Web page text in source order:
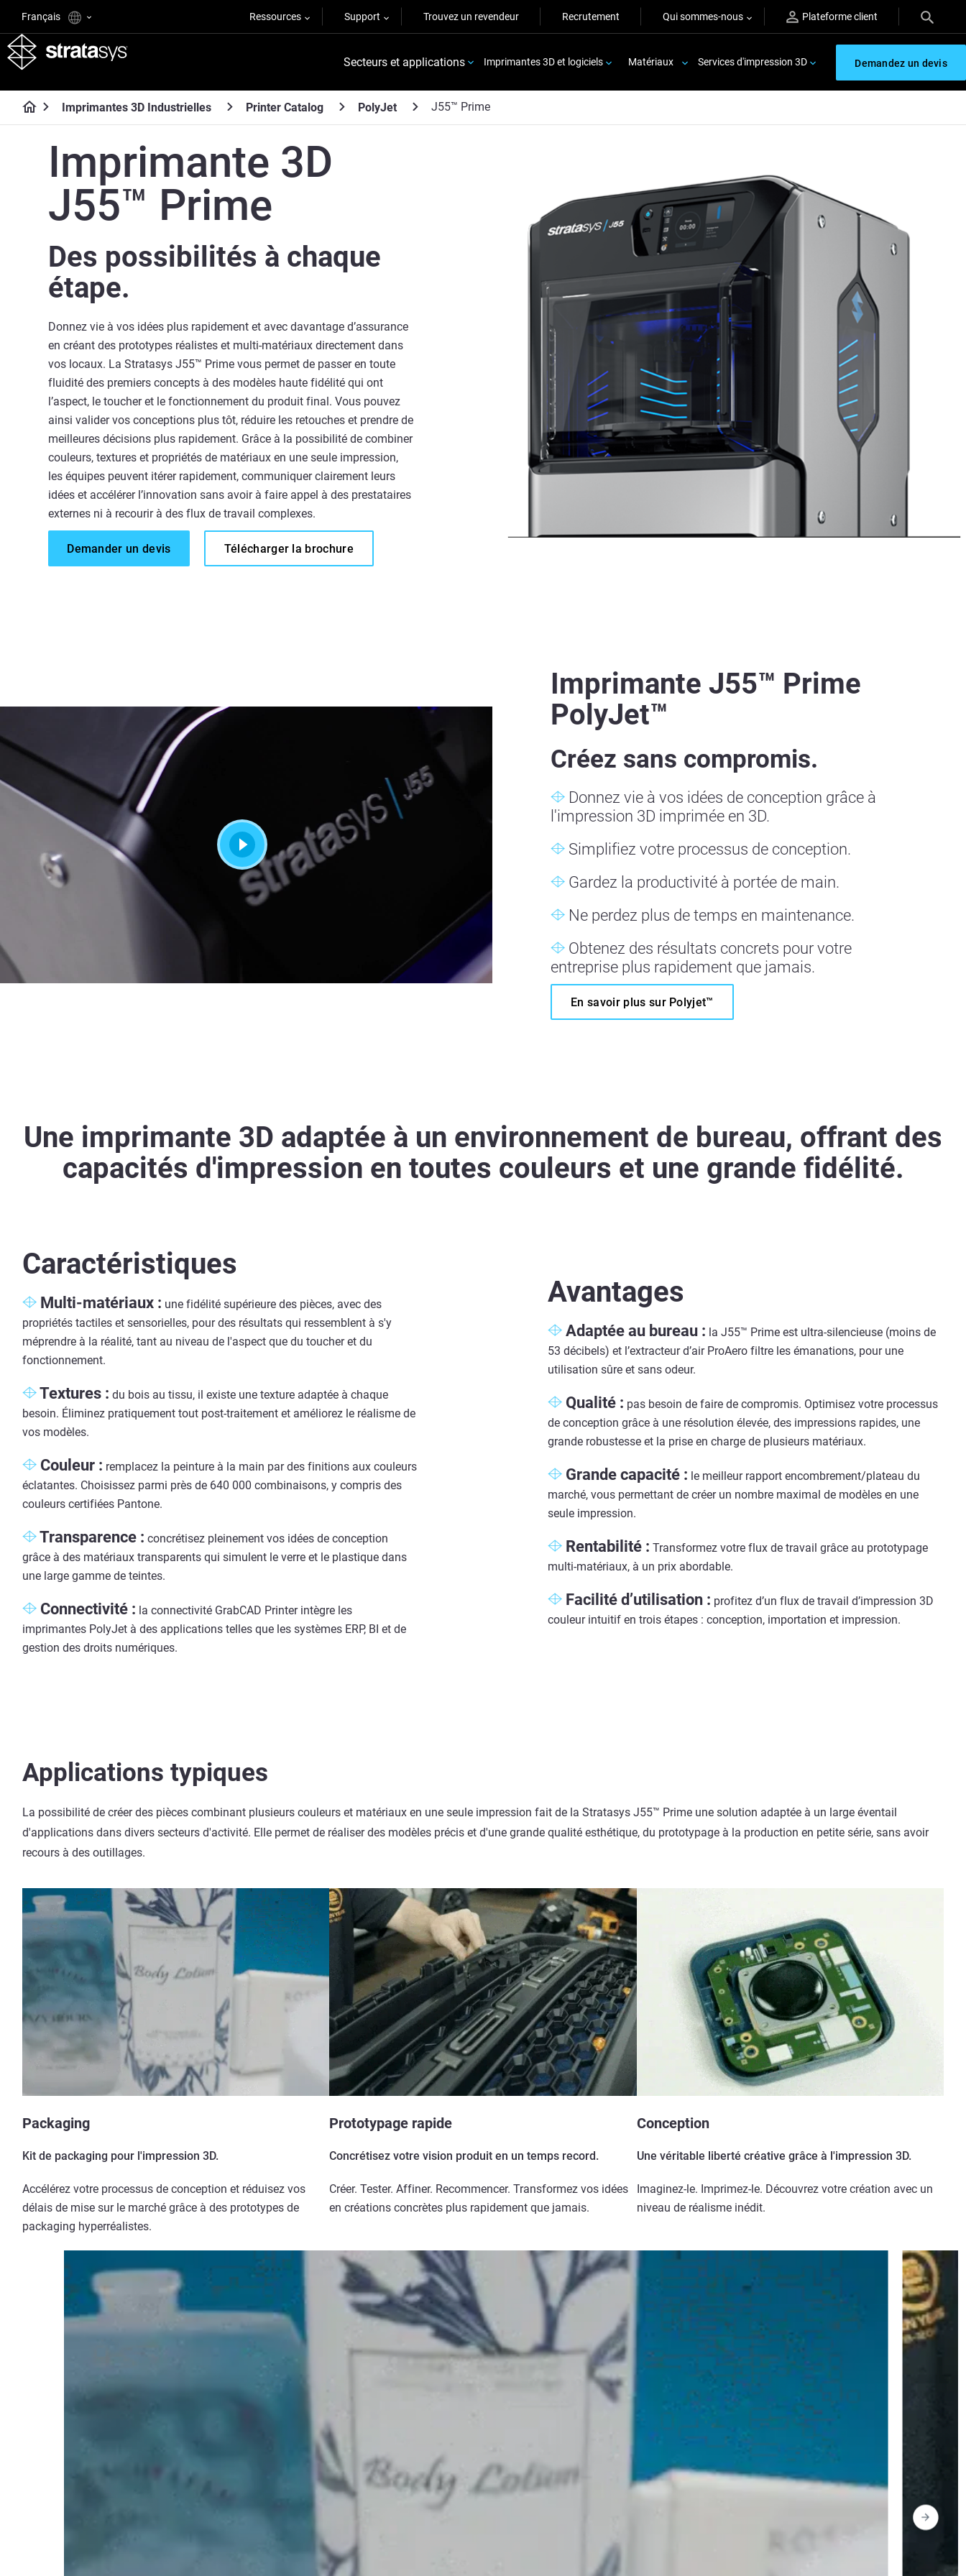
Français Ressources Support Trouvez un revendeur Recrutement Qui sommes-nous Plateforme client
Secteurs et applications Imprimantes 3D et logiciels Matériaux Services d'impression 3D Demandez un devis
Imprimantes 3D Industrielles Printer Catalog PolyJet J55™ Prime
Imprimante 3D
J55™ Prime
Des possibilités à chaque
étape.
Donnez vie à vos idées plus rapidement et avec davantage d’assurance
en créant des prototypes réalistes et multi-matériaux directement dans
vos locaux. La Stratasys J55™ Prime vous permet de passer en toute
fluidité des premiers concepts à des modèles haute fidélité qui ont
l’aspect, le toucher et le fonctionnement du produit final. Vous pouvez
ainsi valider vos conceptions plus tôt, réduire les retouches et prendre de
meilleures décisions plus rapidement. Grâce à la possibilité de combiner
couleurs, textures et propriétés de matériaux en une seule impression,
les équipes peuvent itérer rapidement, communiquer clairement leurs
idées et accélérer l’innovation sans avoir à faire appel à des prestataires
externes ni à recourir à des flux de travail complexes.
Demander un devis Télécharger la brochure
Imprimante J55™ Prime
PolyJet™
Créez sans compromis.
Donnez vie à vos idées de conception grâce à
l'impression 3D imprimée en 3D.
Simplifiez votre processus de conception.
Gardez la productivité à portée de main.
Ne perdez plus de temps en maintenance.
Obtenez des résultats concrets pour votre
entreprise plus rapidement que jamais.
En savoir plus sur Polyjet™
Une imprimante 3D adaptée à un environnement de bureau, offrant des
capacités d'impression en toutes couleurs et une grande fidélité.
Caractéristiques
Multi-matériaux : une fidélité supérieure des pièces, avec des
propriétés tactiles et sensorielles, pour des résultats qui ressemblent à s'y
méprendre à la réalité, tant au niveau de l'aspect que du toucher et du
fonctionnement.
Textures : du bois au tissu, il existe une texture adaptée à chaque
besoin. Éliminez pratiquement tout post-traitement et améliorez le réalisme de
vos modèles.
Couleur : remplacez la peinture à la main par des finitions aux couleurs
éclatantes. Choisissez parmi près de 640 000 combinaisons, y compris des
couleurs certifiées Pantone.
Transparence : concrétisez pleinement vos idées de conception
grâce à des matériaux transparents qui simulent le verre et le plastique dans
une large gamme de teintes.
Connectivité : la connectivité GrabCAD Printer intègre les
imprimantes PolyJet à des applications telles que les systèmes ERP, BI et de
gestion des droits numériques.
Avantages
Adaptée au bureau : la J55™ Prime est ultra-silencieuse (moins de
53 décibels) et l’extracteur d’air ProAero filtre les émanations, pour une
utilisation sûre et sans odeur.
Qualité : pas besoin de faire de compromis. Optimisez votre processus
de conception grâce à une résolution élevée, des impressions rapides, une
grande robustesse et la prise en charge de plusieurs matériaux.
Grande capacité : le meilleur rapport encombrement/plateau du
marché, vous permettant de créer un nombre maximal de modèles en une
seule impression.
Rentabilité : Transformez votre flux de travail grâce au prototypage
multi-matériaux, à un prix abordable.
Facilité d’utilisation : profitez d’un flux de travail d’impression 3D
couleur intuitif en trois étapes : conception, importation et impression.
Applications typiques
La possibilité de créer des pièces combinant plusieurs couleurs et matériaux en une seule impression fait de la Stratasys J55™ Prime une solution adaptée à un large éventail
d'applications dans divers secteurs d'activité. Elle permet de réaliser des modèles précis et d'une grande qualité esthétique, du prototypage à la production en petite série, sans avoir
recours à des outillages.
Packaging
Kit de packaging pour l'impression 3D.
Accélérez votre processus de conception et réduisez vos
délais de mise sur le marché grâce à des prototypes de
packaging hyperréalistes.
Prototypage rapide
Concrétisez votre vision produit en un temps record.
Créer. Tester. Affiner. Recommencer. Transformez vos idées
en créations concrètes plus rapidement que jamais.
Conception
Une véritable liberté créative grâce à l'impression 3D.
Imaginez-le. Imprimez-le. Découvrez votre création avec un
niveau de réalisme inédit.